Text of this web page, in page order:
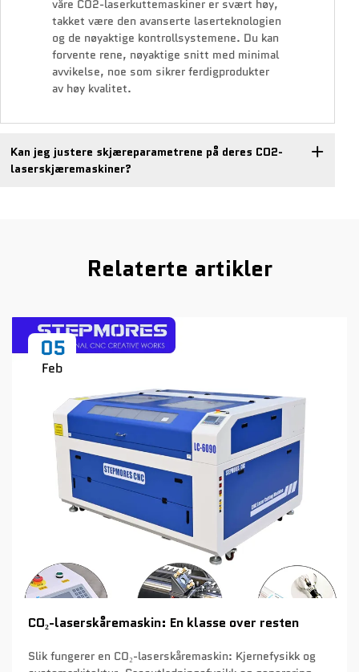
våre CO2-laserkuttemaskiner er svært høy,
takket være den avanserte laserteknologien
og de nøyaktige kontrollsystemene. Du kan
forvente rene, nøyaktige snitt med minimal
avvikelse, noe som sikrer ferdigprodukter
av høy kvalitet.
Kan jeg justere skjæreparametrene på deres CO2-
laserskjæremaskiner?
Relaterte artikler
05
Feb
CO₂-laserskåremaskin: En klasse over resten
Slik fungerer en CO₂-laserskåremaskin: Kjernefysikk og